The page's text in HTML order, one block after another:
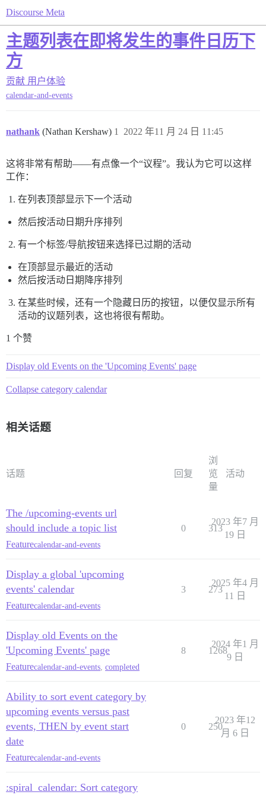
Discourse Meta
主题列表在即将发生的事件日历下
方
贡献 用户体验
calendar-and-events
nathank (Nathan Kershaw) 2022 年11 月 24 日 11:45
1
这将非常有帮助——有点像一个“议程”。我认为它可以这样
工作：
在列表顶部显示下一个活动
然后按活动日期升序排列
有一个标签/导航按钮来选择已过期的活动
在顶部显示最近的活动
然后按活动日期降序排列
在某些时候，还有一个隐藏日历的按钮，以便仅显示所有
活动的议题列表，这也将很有帮助。
1 个赞
Display old Events on the 'Upcoming Events' page
Collapse category calendar
相关话题
话题 回复
浏
览
量
活动
The /upcoming-events url
should include a topic list
Featurecalendar-and-events
0 313
2023 年7 月
19 日
Display a global 'upcoming
events' calendar
Featurecalendar-and-events
3 273
2025 年4 月
11 日
Display old Events on the
'Upcoming Events' page
Featurecalendar-and-events completed
8 1268
2024 年1 月
9 日
Ability to sort event category by
upcoming events versus past
events, THEN by event start
date
Featurecalendar-and-events
0 250
2023 年12
月 6 日
:spiral_calendar: Sort category